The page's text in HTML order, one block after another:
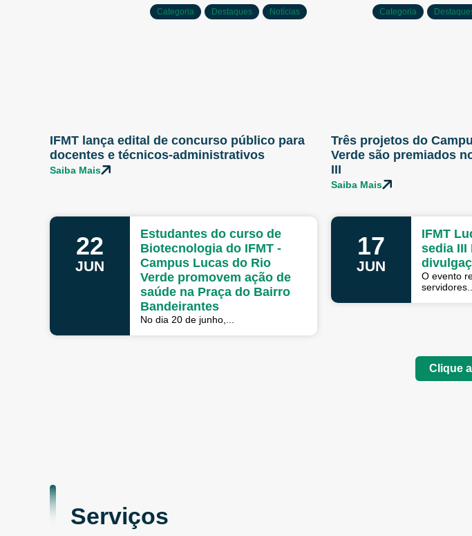
Categoria Destaques Notícias
IFMT lança edital de concurso público para
docentes e técnicos-administrativos
Saiba Mais
Categoria
Três projetos do
Verde são premiados
III
Saiba Mais
22
JUN
Estudantes do curso de
Biotecnologia do IFMT -
Campus Lucas do Rio
Verde promovem ação de
saúde na Praça do Bairro
Bandeirantes
No dia 20 de junho,...
17
JUN
IFMT
sedia III
O evento
servidores...
Clique
Serviços